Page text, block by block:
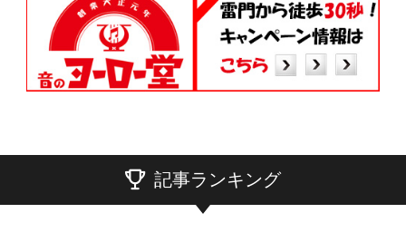
記事ランキング